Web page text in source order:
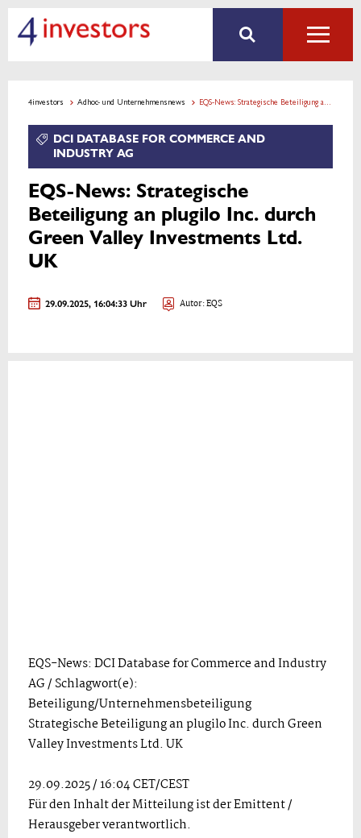
4investors Adhoc- und Unternehmensnews EQS-News: Strategische Beteiligung an plugilo Inc. durch Green Valley Investments Ltd. UK
DCI DATABASE FOR COMMERCE AND
INDUSTRY AG
EQS-News: Strategische
Beteiligung an plugilo Inc. durch
Green Valley Investments Ltd.
UK
29.09.2025, 16:04:33 Uhr Autor: EQS
EQS-News: DCI Database for Commerce and Industry
AG / Schlagwort(e):
Beteiligung/Unternehmensbeteiligung
Strategische Beteiligung an plugilo Inc. durch Green
Valley Investments Ltd. UK
29.09.2025 / 16:04 CET/CEST
Für den Inhalt der Mitteilung ist der Emittent /
Herausgeber verantwortlich.